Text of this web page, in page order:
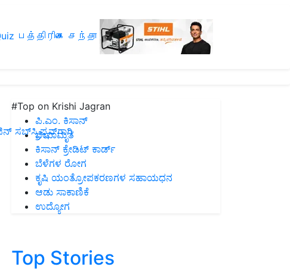
பத்திரிகை சந்தா
ಸಬ್‌ಸ್ಕ್ರಿಪ್ಷನ್‌ಗಾಗಿ
#Top on Krishi Jagran
ಪಿ.ಎಂ. ಕಿಸಾನ್
ಜೀವಾಮೃತ
ಕಿಸಾನ್ ಕ್ರೇಡಿಟ್ ಕಾರ್ಡ್
ಬೆಳೆಗಳ ರೋಗ
ಕೃಷಿ ಯಂತ್ರೋಪಕರಣಗಳ ಸಹಾಯಧನ
ಆಡು ಸಾಕಾಣಿಕೆ
ಉದ್ಯೋಗ
Top Stories